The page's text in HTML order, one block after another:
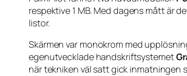
respektive 1 MB. Med dagens mått är
listor.
Skärmen var monokrom med
egenutvecklade handskriftsystemet
när tekniken väl satt gick inmatningen